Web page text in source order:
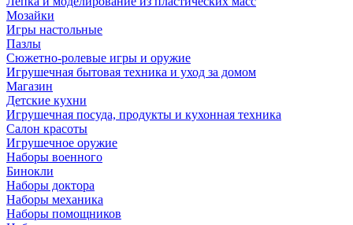
Мозайки
Игры настольные
Пазлы
Сюжетно-ролевые игры и оружие
Игрушечная бытовая техника и уход за домом
Магазин
Детские кухни
Игрушечная посуда, продукты и кухонная техника
Салон красоты
Игрушечное оружие
Наборы военного
Бинокли
Наборы доктора
Наборы механика
Наборы помощников